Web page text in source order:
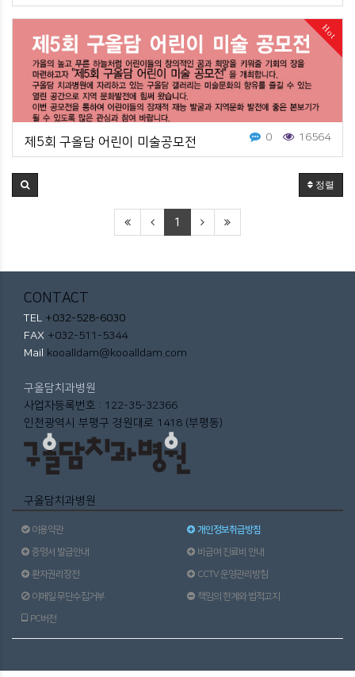
Hot
제5회 구올담 어린이 미술공모전 0 16564
정렬
1
CONTACT
TEL +032-528-6030
FAX +032-511-5344
Mail kooalldam@kooalldam.com
구올담치과병원
사업자등록번호 : 122-35-32366
인천광역시 부평구 경원대로 1418 (부평동)
구올담치과병원
이용약관 개인정보취급방침
증명서 발급안내 비급여 진료비 안내
환자권리장전 CCTV 운영관리방침
이메일 무단수집거부 책임의 한계와 법적고지
PC버전